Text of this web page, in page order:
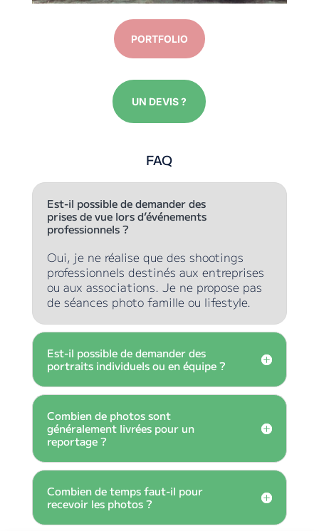
PORTFOLIO
UN DEVIS ?
FAQ
Est-il possible de demander des
prises de vue lors d’événements
professionnels ?
Oui, je ne réalise que des shootings
professionnels destinés aux entreprises
ou aux associations. Je ne propose pas
de séances photo famille ou lifestyle.
Est-il possible de demander des
portraits individuels ou en équipe ?
Combien de photos sont
généralement livrées pour un
reportage ?
Combien de temps faut-il pour
recevoir les photos ?